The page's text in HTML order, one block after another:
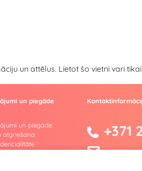
un attēlus. Lietot šo vietni vari
un piegāde
un piegāde
atgriešana
+371